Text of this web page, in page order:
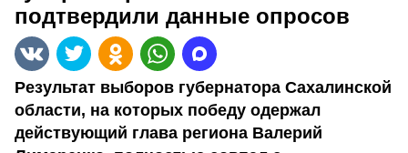
подтвердили данные опросов
Результат выборов губернатора Сахалинской
области, на которых победу одержал
действующий глава региона Валерий